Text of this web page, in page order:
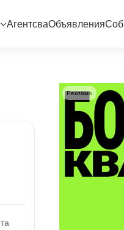
АгентсваОбъявления
Реклама